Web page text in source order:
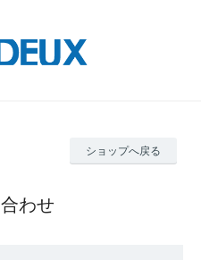
ショップへ戻る
わせ